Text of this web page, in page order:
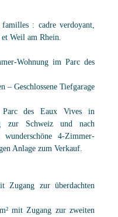
: cadre verdoyant,
Weil am Rhein.
Wohnung im Parc des
– Geschlossene Tiefgarage
Parc des Eaux Vives in
zur Schweiz und nach
4-Zimmer-
Anlage zum Verkauf.
Zugang zur überdachten
mit Zugang zur zweiten